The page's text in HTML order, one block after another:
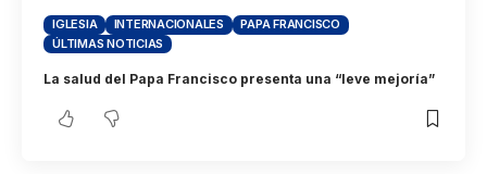
IGLESIA INTERNACIONALES
PAPA FRANCISCO
ÚLTIMAS NOTICIAS
La salud del Papa Francisco presenta una “leve mejoría”